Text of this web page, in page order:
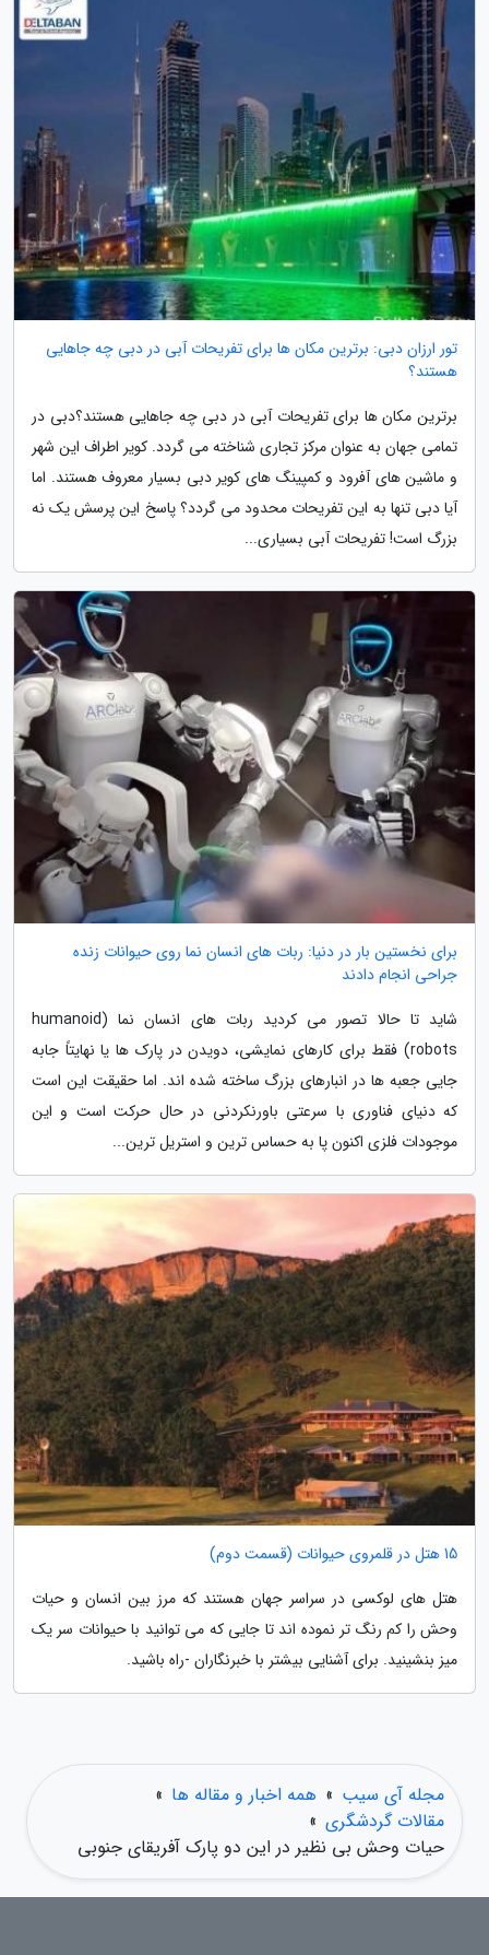
تور ارزان دبی: برترین مکان ها برای تفریحات آبی در دبی چه جاهایی
هستند؟
برترین مکان ها برای تفریحات آبی در دبی چه جاهایی هستند؟دبی در
تمامی جهان به عنوان مرکز تجاری شناخته می گردد. کویر اطراف این شهر
و ماشین های آفرود و کمپینگ های کویر دبی بسیار معروف هستند. اما
آیا دبی تنها به این تفریحات محدود می گردد؟ پاسخ این پرسش یک نه
بزرگ است! تفریحات آبی بسیاری...
برای نخستین بار در دنیا: ربات های انسان نما روی حیوانات زنده
جراحی انجام دادند
شاید تا حالا تصور می کردید ربات های انسان نما (humanoid
robots) فقط برای کارهای نمایشی، دویدن در پارک ها یا نهایتاً جابه
جایی جعبه ها در انبارهای بزرگ ساخته شده اند. اما حقیقت این است
که دنیای فناوری با سرعتی باورنکردنی در حال حرکت است و این
موجودات فلزی اکنون پا به حساس ترین و استریل ترین...
15 هتل در قلمروی حیوانات (قسمت دوم)
هتل های لوکسی در سراسر جهان هستند که مرز بین انسان و حیات
وحش را کم رنگ تر نموده اند تا جایی که می توانید با حیوانات سر یک
میز بنشینید. برای آشنایی بیشتر با خبرنگاران -راه باشید.
مجله آی سیب » همه اخبار و مقاله ها »
مقالات گردشگری »
حیات وحش بی نظیر در این دو پارک آفریقای جنوبی